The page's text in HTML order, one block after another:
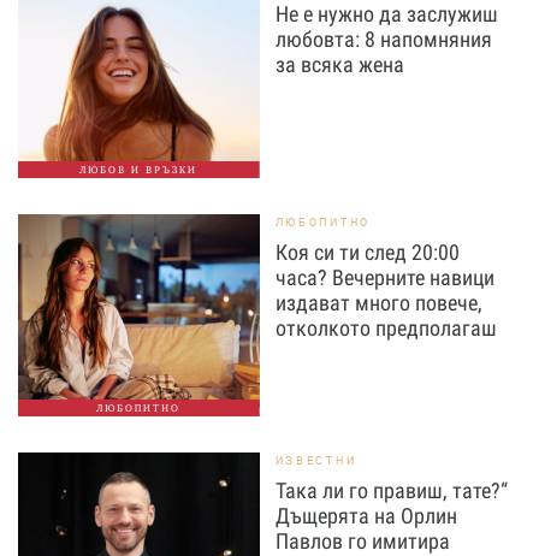
ЛЮБОВ И ВРЪЗКИ
Не е нужно да заслужиш
любовта: 8 напомняния
за всяка жена
ЛЮБОПИТНО
ЛЮБОПИТНО
Коя си ти след 20:00
часа? Вечерните навици
издават много повече,
отколкото предполагаш
ИЗВЕСТНИ
Така ли го правиш, тате?“
Дъщерята на Орлин
Павлов го имитира